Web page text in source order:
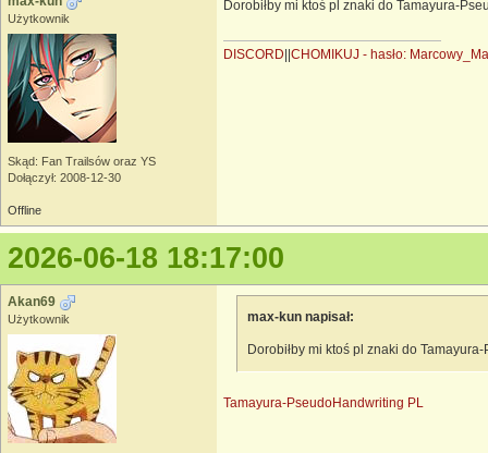
Użytkownik
Skąd: Fan Trailsów oraz YS
Dołączył: 2008-12-30
Dorobiłby mi ktoś pl znaki do Tamayura-
DISCORD CHOMIKUJ - hasło:
Offline
2026-06-18 18:17:00
Akan69
Użytkownik max-kun napisał:
Dorobiłby mi ktoś pl znaki do
Tamayura-PseudoHandwriting PL